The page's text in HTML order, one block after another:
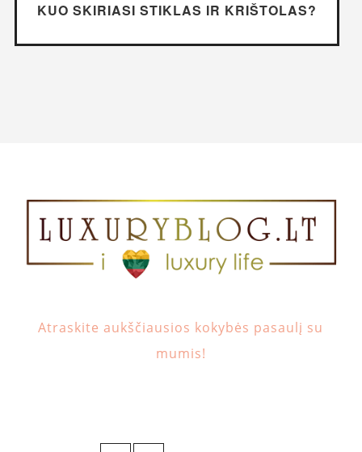
KUO SKIRIASI STIKLAS IR KRIŠTOLAS?
Atraskite aukščiausios kokybės pasaulį su
mumis!